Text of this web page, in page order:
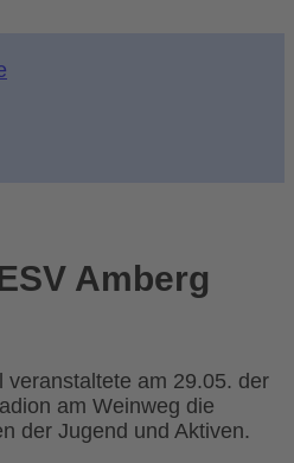
Amberg
veranstaltete am 29.05. der
am Weinweg die
der Jugend und Aktiven.